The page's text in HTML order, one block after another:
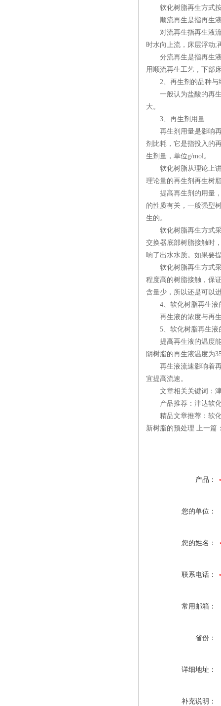
软化树脂再生方式按
顺流再生是指再生液
对流再生指再生液流
时水向上流，床层浮动;
分流再生是指再生液
用顺流再生工艺，下部
2、再生剂的品种与
一般认为盐酸的再生
大。
3、再生剂用量
再生剂用量是影响再
剂比耗，它是指投入的
生剂量，单位g/mol。
软化树脂从理论上讲
理论量的再生剂再生树
提高再生剂的用量，
的性质有关，一般强型
生的。
软化树脂再生方式采
交换器底部树脂接触时
响了出水水质。如果要
软化树脂再生方式采
程度高的树脂接触，保
含量少，所以还是可以
4、软化树脂再生液
再生液的浓度与再生
5、软化树脂再生液
提高再生液的温度能
阴树脂的再生液温度为
再生液流速影响着再
宜提高流速。
文章相关关键词：津
产品推荐：津达软化
精品文章推荐：软化
新树脂的预处理 上一篇
产品：
您的单位：
您的姓名：
联系电话：
常用邮箱：
省份：
详细地址：
补充说明：